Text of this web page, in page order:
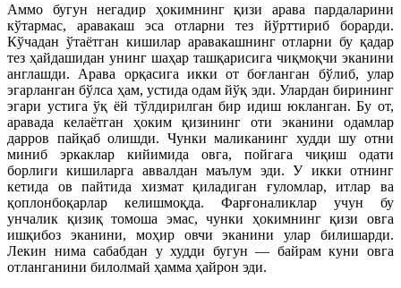
Аммо бугун негадир ҳокимнинг қизи арава пардаларини
кўтармас, аравакаш эса отларни тез йўрттириб борарди.
Кўчадан ўтаётган кишилар аравакашнинг отларни бу қадар
тез ҳайдашидан унинг шаҳар ташқарисига чиқмоқчи эканини
англашди. Арава орқасига икки от боғланган бўлиб, улар
эгарланган бўлса ҳам, устида одам йўқ эди. Улардан бирининг
эгари устига ўқ ёй тўлдирилган бир идиш юкланган. Бу от,
аравада келаётган ҳоким қизининг оти эканини одамлар
дарров пайқаб олишди. Чунки маликанинг худди шу отни
миниб эркаклар кийимида овга, пойгага чиқиш одати
борлиги кишиларга аввалдан маълум эди. У икки отнинг
кетида ов пайтида хизмат қиладиган ғуломлар, итлар ва
қоплонбоқарлар келишмоқда. Фарғоналиклар учун бу
унчалик қизиқ томоша эмас, чунки ҳокимнинг қизи овга
ишқибоз эканини, моҳир овчи эканини улар билишарди.
Лекин нима сабабдан у худди бугун — байрам куни овга
отланганини билолмай ҳамма ҳайрон эди.